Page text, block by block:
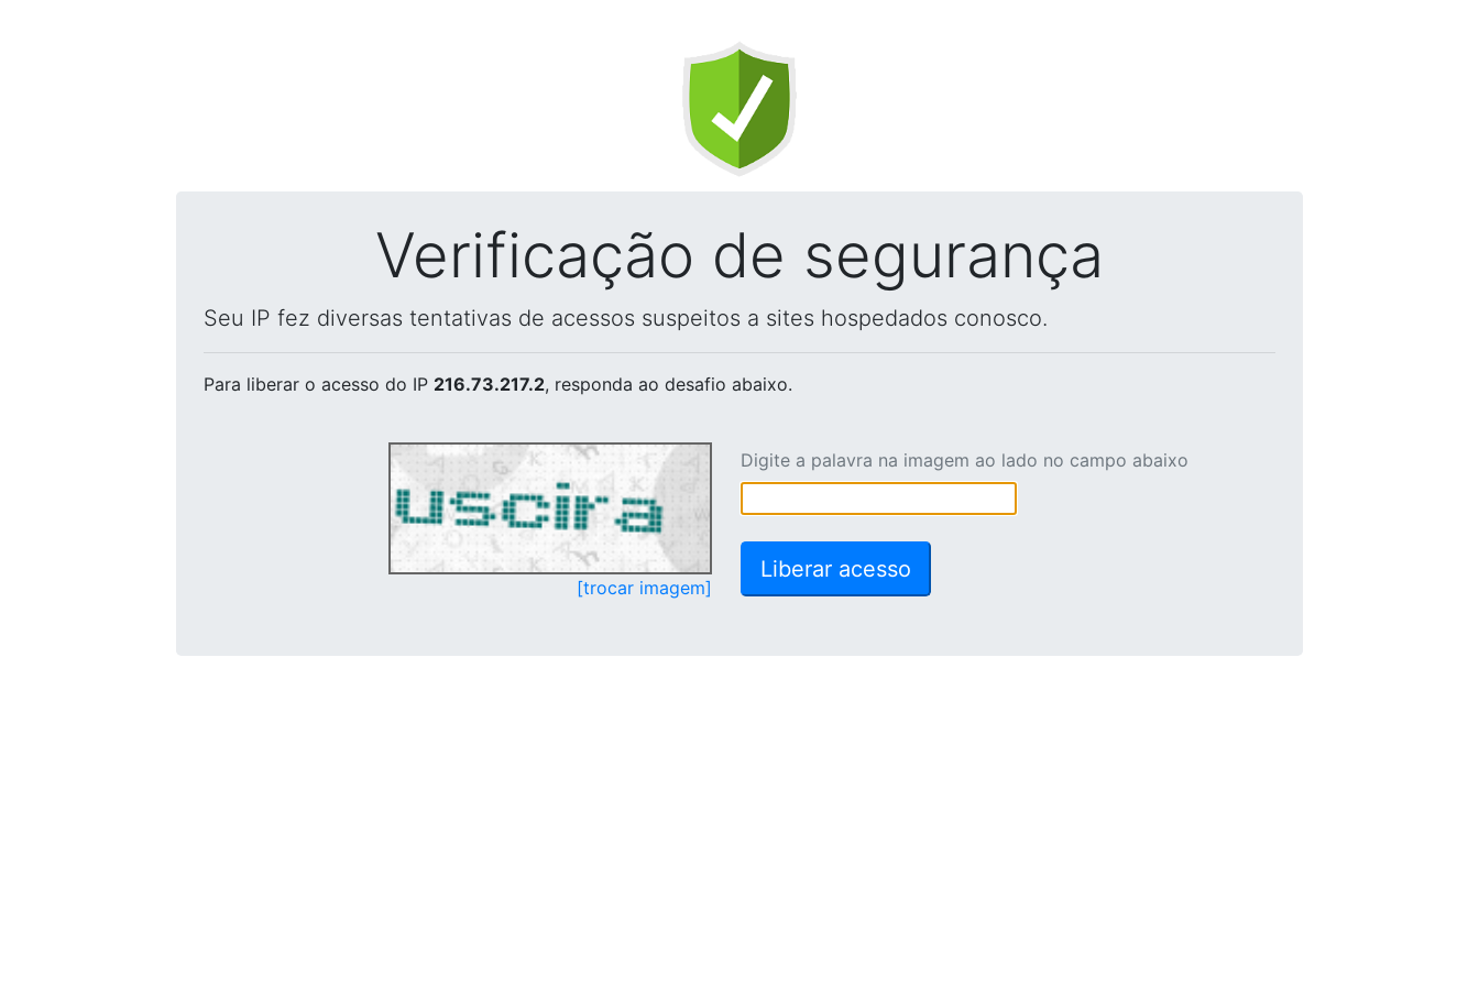
Verificação de segurança
Seu IP fez diversas tentativas de acessos suspeitos a sites hospedados conosco.
Para liberar o acesso do IP 216.73.217.2, responda ao desafio abaixo.
[trocar imagem]
Digite a palavra na imagem ao lado no campo abaixo